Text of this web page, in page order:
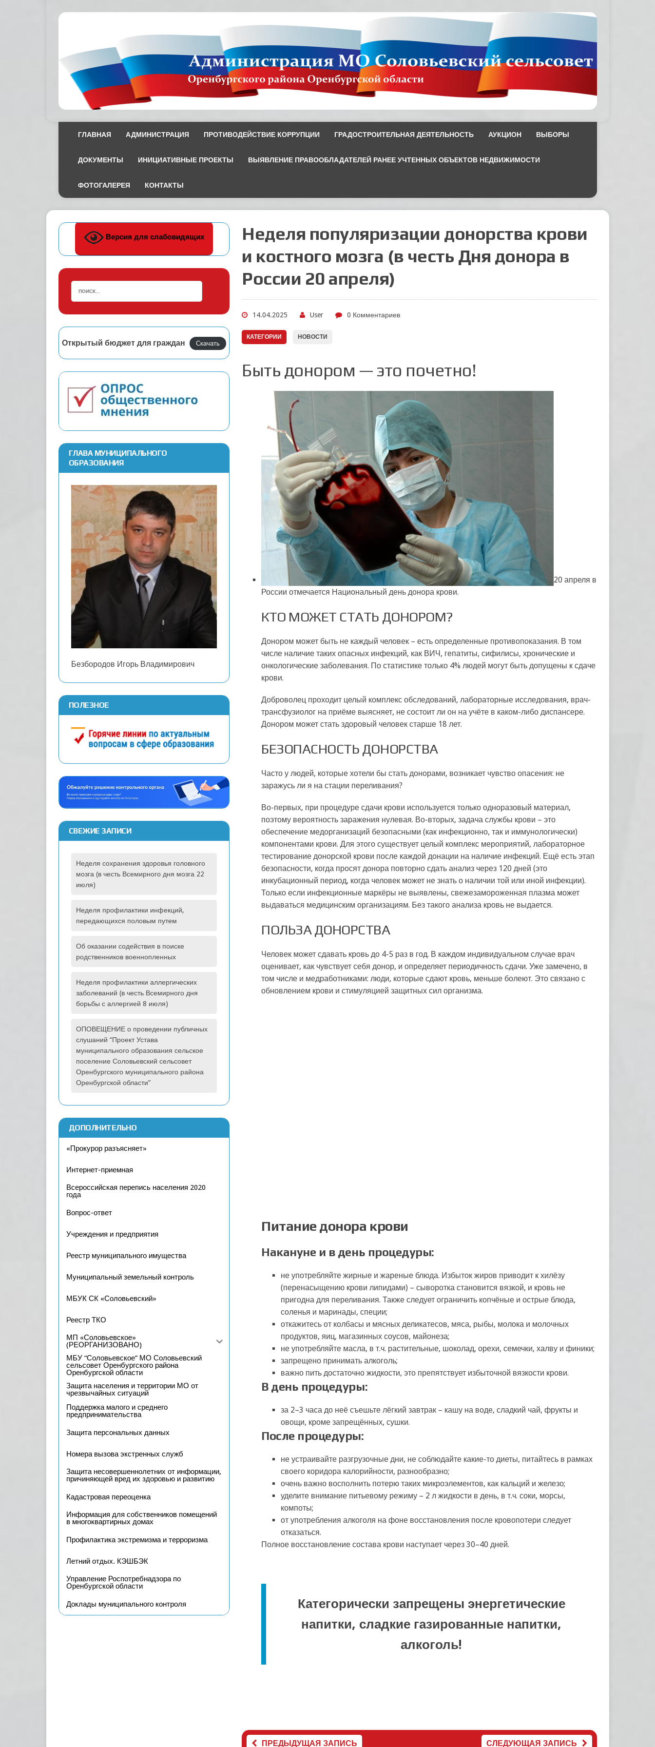
ГЛАВНАЯ АДМИНИСТРАЦИЯ ПРОТИВОДЕЙСТВИЕ КОРРУПЦИИ ГРАДОСТРОИТЕЛЬНАЯ ДЕЯТЕЛЬНОСТЬ АУКЦИОН ВЫБОРЫ
ДОКУМЕНТЫ ИНИЦИАТИВНЫЕ ПРОЕКТЫ ВЫЯВЛЕНИЕ ПРАВООБЛАДАТЕЛЕЙ РАНЕЕ УЧТЕННЫХ ОБЪЕКТОВ НЕДВИЖИМОСТИ
ФОТОГАЛЕРЕЯ КОНТАКТЫ
Неделя популяризации донорства крови
и костного мозга (в честь Дня донора в
России 20 апреля)
14.04.2025 User 0 Комментариев
КАТЕГОРИИ НОВОСТИ
Быть донором — это почетно!
20 апреля в
России отмечается Национальный день донора крови.
КТО МОЖЕТ СТАТЬ ДОНОРОМ?
Донором может быть не каждый человек – есть определенные противопоказания. В том
числе наличие таких опасных инфекций, как ВИЧ, гепатиты, сифилисы, хронические и
онкологические заболевания. По статистике только 4% людей могут быть допущены к сдаче
крови.
Доброволец проходит целый комплекс обследований, лабораторные исследования, врач-
трансфузиолог на приёме выясняет, не состоит ли он на учёте в каком-либо диспансере.
Донором может стать здоровый человек старше 18 лет.
БЕЗОПАСНОСТЬ ДОНОРСТВА
Часто у людей, которые хотели бы стать донорами, возникает чувство опасения: не
заражусь ли я на стации переливания?
Во-первых, при процедуре сдачи крови используется только одноразовый материал,
поэтому вероятность заражения нулевая. Во-вторых, задача службы крови – это
обеспечение медорганизаций безопасными (как инфекционно, так и иммунологически)
компонентами крови. Для этого существует целый комплекс мероприятий, лабораторное
тестирование донорской крови после каждой донации на наличие инфекций. Ещё есть этап
безопасности, когда просят донора повторно сдать анализ через 120 дней (это
инкубационный период, когда человек может не знать о наличии той или иной инфекции).
Только если инфекционные маркёры не выявлены, свежезамороженная плазма может
выдаваться медицинским организациям. Без такого анализа кровь не выдается.
ПОЛЬЗА ДОНОРСТВА
Человек может сдавать кровь до 4-5 раз в год. В каждом индивидуальном случае врач
оценивает, как чувствует себя донор, и определяет периодичность сдачи. Уже замечено, в
том числе и медработниками: люди, которые сдают кровь, меньше болеют. Это связано с
обновлением крови и стимуляцией защитных сил организма.
Питание донора крови
Накануне и в день процедуры:
не употребляйте жирные и жареные блюда. Избыток жиров приводит к хилёзу
(перенасыщению крови липидами) – сыворотка становится вязкой, и кровь не
пригодна для переливания. Также следует ограничить копчёные и острые блюда,
соленья и маринады, специи;
откажитесь от колбасы и мясных деликатесов, мяса, рыбы, молока и молочных
продуктов, яиц, магазинных соусов, майонеза;
не употребляйте масла, в т.ч. растительные, шоколад, орехи, семечки, халву и финики;
запрещено принимать алкоголь;
важно пить достаточно жидкости, это препятствует избыточной вязкости крови.
В день процедуры:
за 2–3 часа до неё съешьте лёгкий завтрак – кашу на воде, сладкий чай, фрукты и
овощи, кроме запрещённых, сушки.
После процедуры:
не устраивайте разгрузочные дни, не соблюдайте какие-то диеты, питайтесь в рамках
своего коридора калорийности, разнообразно;
очень важно восполнить потерю таких микроэлементов, как кальций и железо;
уделите внимание питьевому режиму – 2 л жидкости в день, в т.ч. соки, морсы,
компоты;
от употребления алкоголя на фоне восстановления после кровопотери следует
отказаться.
Полное восстановление состава крови наступает через 30–40 дней.
Категорически запрещены энергетические
напитки, сладкие газированные напитки,
алкоголь!
ПРЕДЫДУЩАЯ ЗАПИСЬ СЛЕДУЮЩАЯ ЗАПИСЬ
Версия для слабовидящих
Открытый бюджет для граждан Скачать
ГЛАВА МУНИЦИПАЛЬНОГО
ОБРАЗОВАНИЯ
Безбородов Игорь Владимирович
ПОЛЕЗНОЕ
СВЕЖИЕ ЗАПИСИ
Неделя сохранения здоровья головного
мозга (в честь Всемирного дня мозга 22
июля)
Неделя профилактики инфекций,
передающихся половым путем
Об оказании содействия в поиске
родственников военнопленных
Неделя профилактики аллергических
заболеваний (в честь Всемирного дня
борьбы с аллергией 8 июля)
ОПОВЕЩЕНИЕ о проведении публичных
слушаний “Проект Устава
муниципального образования сельское
поселение Соловьевский сельсовет
Оренбургского муниципального района
Оренбургской области”
ДОПОЛНИТЕЛЬНО
«Прокурор разъясняет»
Интернет-приемная
Всероссийская перепись населения 2020
года
Вопрос-ответ
Учреждения и предприятия
Реестр муниципального имущества
Муниципальный земельный контроль
МБУК СК «Соловьевский»
Реестр ТКО
МП «Соловьевское»
(РЕОРГАНИЗОВАНО)
МБУ “Соловьевское” МО Соловьевский
сельсовет Оренбургского района
Оренбургской области
Защита населения и территории МО от
чрезвычайных ситуаций
Поддержка малого и среднего
предпринимательства
Защита персональных данных
Номера вызова экстренных служб
Защита несовершеннолетних от информации,
причиняющей вред их здоровью и развитию
Кадастровая переоценка
Информация для собственников помещений
в многоквартирных домах
Профилактика экстремизма и терроризма
Летний отдых. КЭШБЭК
Управление Роспотребнадзора по
Оренбургской области
Доклады муниципального контроля